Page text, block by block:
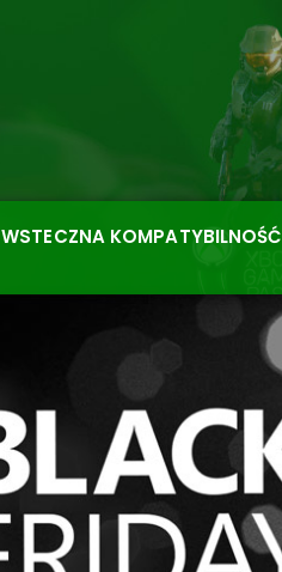
WSTECZNA KOMPATYBILNOŚĆ